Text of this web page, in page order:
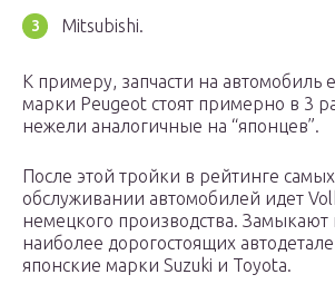
Mitsubishi.
К примеру, запчасти на автомобиль
марки Peugeot стоят примерно в 3
нежели аналогичные на “японцев”.
После этой тройки в рейтинге
обслуживании автомобилей идет
немецкого производства. Замыкают
наиболее дорогостоящих
японские марки Suzuki и Toyota.